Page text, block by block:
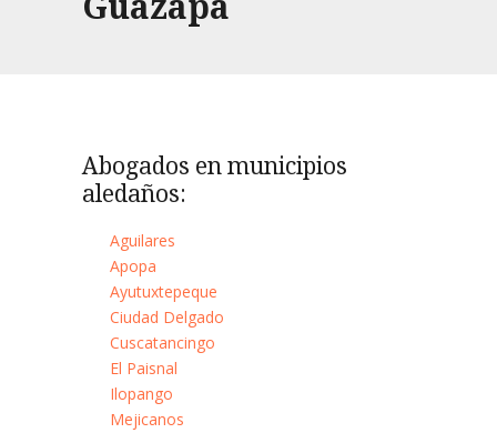
Abogados en municipios
aledaños:
Aguilares
Apopa
Ayutuxtepeque
Ciudad Delgado
Cuscatancingo
El Paisnal
Ilopango
Mejicanos